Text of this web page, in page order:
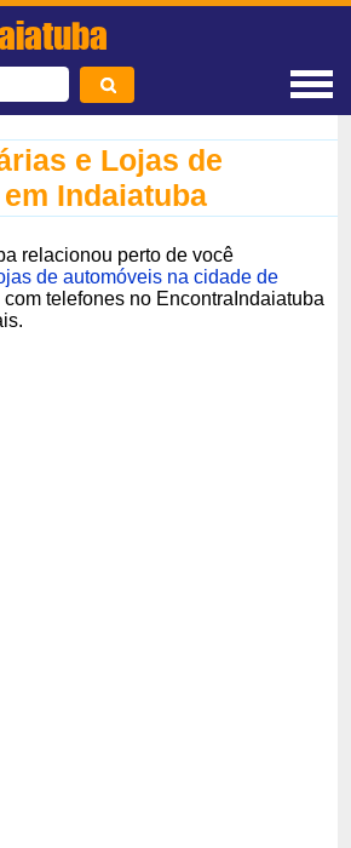
e Lojas de
Indaiatuba
relacionou perto de você
de automóveis na cidade de
com telefones no EncontraIndaiatuba